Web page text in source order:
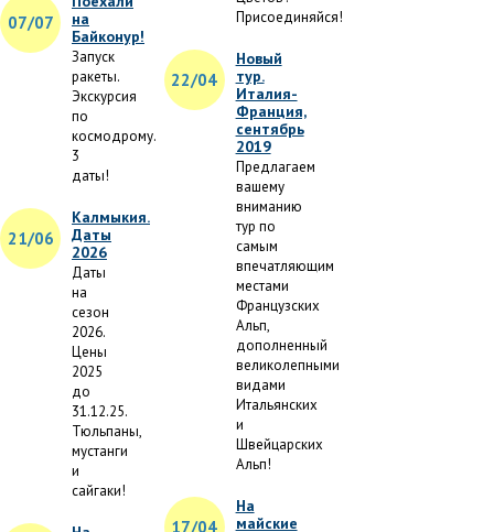
07/07
на
Байконур!
Запуск
ракеты.
Экскурсия
по
космодрому.
3
даты!
21/06
Калмыкия.
Даты
2026
Даты
на
сезон
2026.
Цены
2025
до
31.12.25.
Тюльпаны,
мустанги
и
сайгаки!
Присоединяйся!
22/04
Новый
тур.
Италия-
Франция,
сентябрь
2019
Предлагаем
вашему
вниманию
тур по
самым
впечатляющим
местами
Французских
Альп,
дополненный
великолепными
видами
Итальянских
и
Швейцарских
Альп!
17/04
На
майские